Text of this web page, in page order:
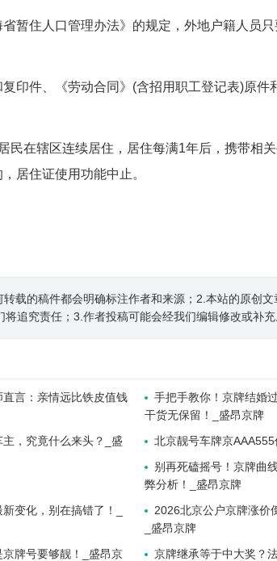
住人口管理办法》的规定，外地户籍人员只
件、《劳动合同》(含招用职工登记表)原件
在辖区连续居住，居住每满1年后，携带相关
居住证使用功能中止。
载的稿件都会明确标注作者和来源；2.本站的原创
追究责任；3.作者投稿可能会经我们编辑修改或补充
言：亲情远比铁皮值钱
手把手教你！京牌结婚
干货无保留！_盛昂京牌
，究竟什么来头？_盛
北京靓号车牌京
别再死磕摇号！京牌曲
弊分析！_盛昂京牌
变化，别在搞错了！_
2026北京公户京牌涨价
_盛昂京牌
牌号要够靓！_盛昂京
京牌继承等于中大奖？